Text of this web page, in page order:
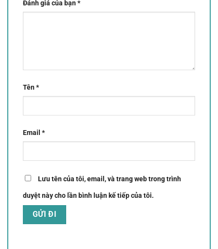
Đánh giá của bạn*
Tên*
Email *
Lưu tên của tôi, email, và trang web trong trình
duyệt này cho lần bình luận kế tiếp của tôi.